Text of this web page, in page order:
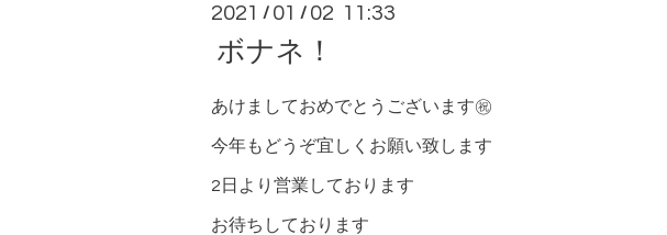
2021 / 01 / 02 11:33
ボナネ！
あけましておめでとうございます㊗️
今年もどうぞ宜しくお願い致します
2日より営業しております
お待ちしております